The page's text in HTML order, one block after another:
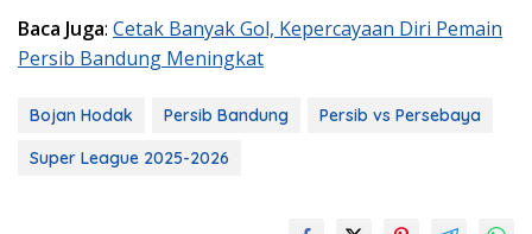
Baca Juga: Cetak Banyak Gol, Kepercayaan Diri Pemain
Persib Bandung Meningkat
Bojan Hodak Persib Bandung
Persib vs Persebaya
Super League 2025-2026